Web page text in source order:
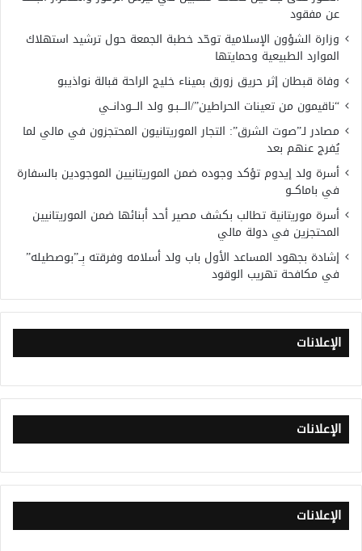
عن مفقود
وزارة الشؤون الإسلامية توحّد خطبة الجمعة حول ترشيد استهلاك
الموارد الطبيعية وحمايتها
وفاة قبطان إثر حريق زورق بميناء خليج الراحة قبالة نواذيبو
“ناقيمون من تعينات الحراطين”/الـــبـو ولد الـــودانــي
مصادر لـ”صوت الشرق”: التجار الموريتانيون المحتجزون في مالي لما
يُفرج عنهم بعد
أسرة ولد إيدوم تؤكد وجوده ضمن الموريتانيين الموجودين بالسفارة
في باماكــو
أسرة موريتانية تطالب بكشف مصير أحد أبنائها ضمن الموريتانيين
المحتجزين في دولة مالي
إشادة بجهود المساعد الأول باب ولد أسلامه وفرقته بِــ”بوصطيله”
في مكافحة تهريب الوقود
الإعلانات
الإعلانات
الإعلانات